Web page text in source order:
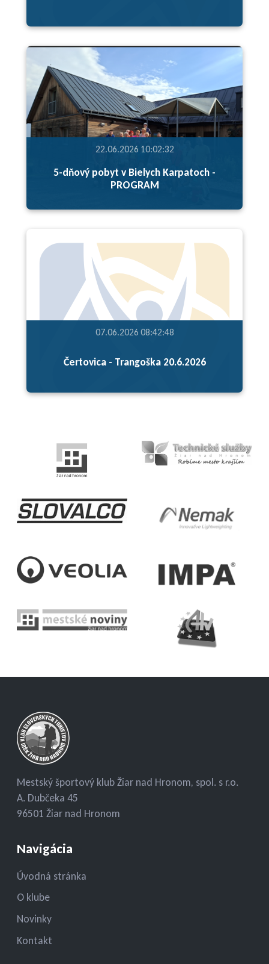
22.06.2026 10:02:32
5-dňový pobyt v Bielych Karpatoch -
PROGRAM
07.06.2026 08:42:48
Čertovica - Trangoška 20.6.2026
Mestský športový klub Žiar nad Hronom, spol. s r.o.
A. Dubčeka 45
96501 Žiar nad Hronom
Navigácia
Úvodná stránka
O klube
Novinky
Kontakt